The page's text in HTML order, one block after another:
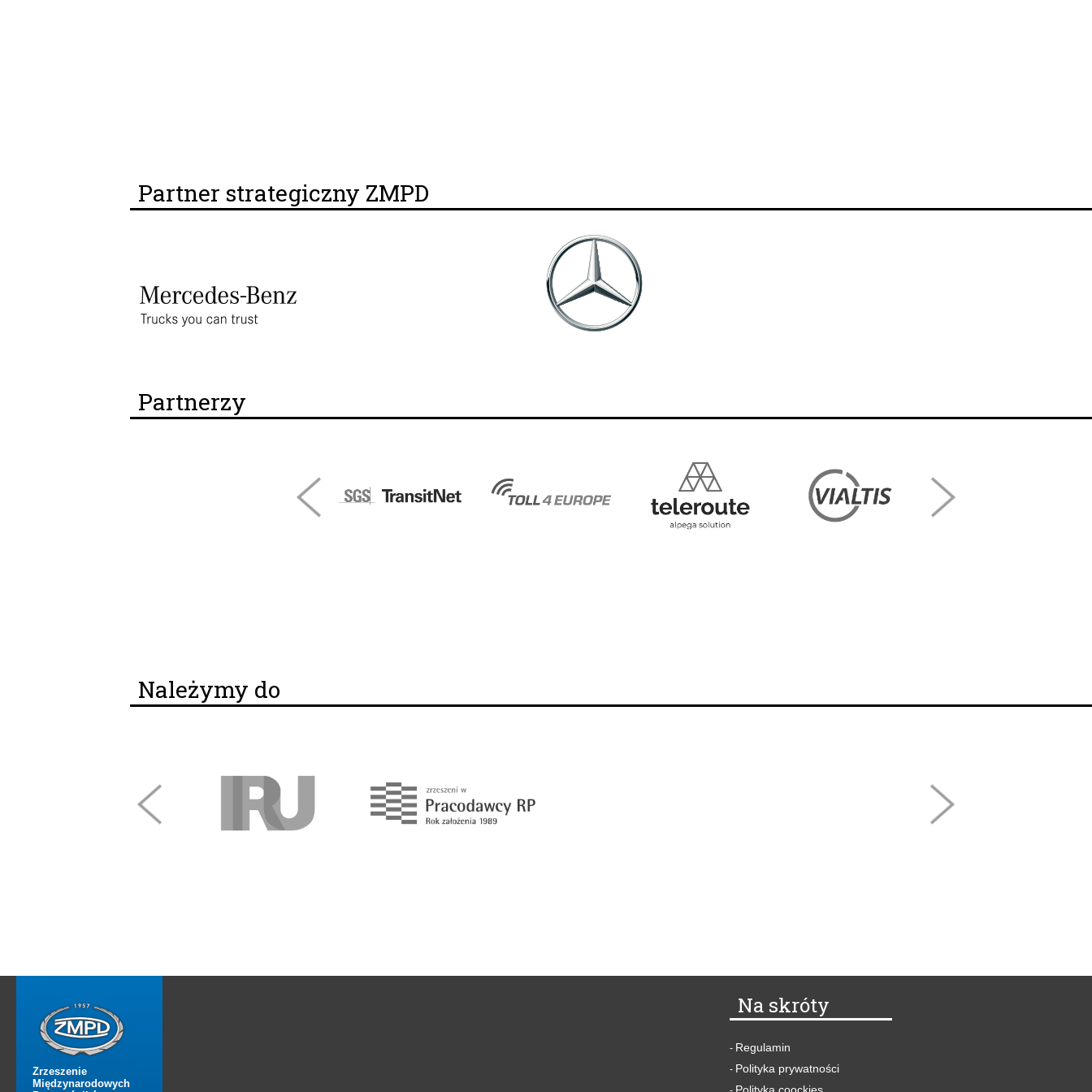
Partner strategiczny ZMPD
Partnerzy
Należymy do
Zrzeszenie
Międzynarodowych
Na skróty
- Regulamin
- Polityka prywatności
Polityka coockies